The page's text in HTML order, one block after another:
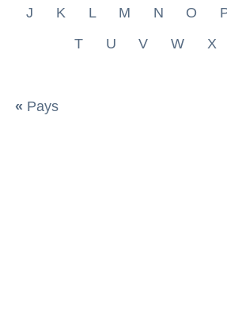
J
K L M N O
T
U V W X
« Pays